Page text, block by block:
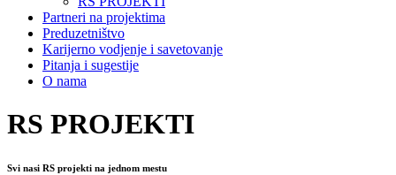
Partneri na projektima
Preduzetništvo
Karijerno vodjenje i savetovanje
Pitanja i sugestije
O nama
RS PROJEKTI
Svi nasi RS projekti na jednom mestu